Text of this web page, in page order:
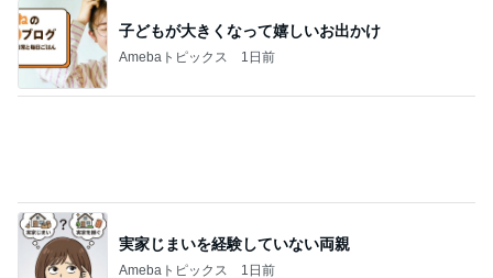
中身は全部美味しかったカルディ